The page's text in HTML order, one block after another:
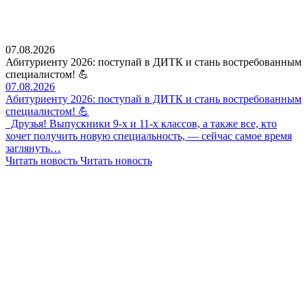
07.08.2026
Абитуриенту 2026: поступай в ДИТК и стань востребованным
специалистом! 💪
07.08.2026
Абитуриенту 2026: поступай в ДИТК и стань востребованным
специалистом! 💪
Друзья! Выпускники 9-х и 11-х классов, а также все, кто
хочет получить новую специальность, — сейчас самое время
заглянуть…
Читать новость Читать новость